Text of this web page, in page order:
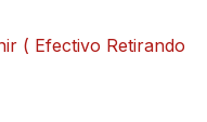
( Efectivo Retirando